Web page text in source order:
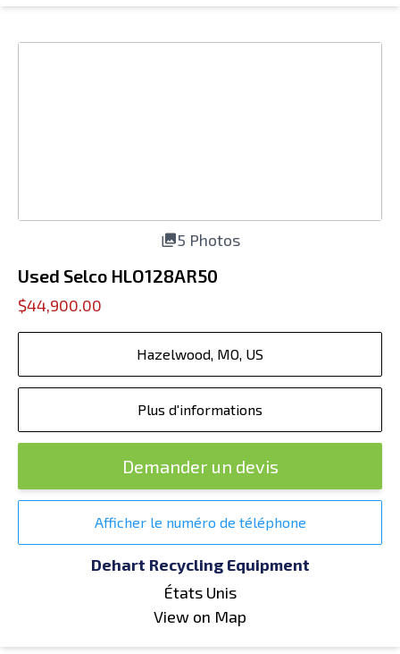
5 Photos
Used Selco HLO128AR50
$44,900.00
Hazelwood, MO, US
Plus d'informations
Demander un devis
Afficher le numéro de téléphone
Dehart Recycling Equipment
États Unis
View on Map